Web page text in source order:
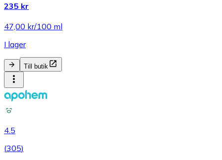
235 kr
47,00 kr/100 ml
I lager
Till butik
4.5
(305)